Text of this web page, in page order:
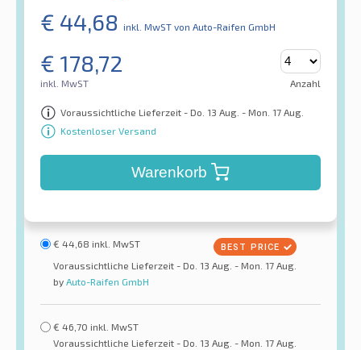
€ 44,68 inkl. MwST von Auto-Raifen GmbH
€ 178,72
inkl. MwST Anzahl
Voraussichtliche Lieferzeit - Do. 13 Aug. - Mon. 17 Aug.
Kostenloser Versand
Warenkorb
€ 44,68 inkl. MwST
Voraussichtliche Lieferzeit - Do. 13 Aug. - Mon. 17 Aug.
by Auto-Raifen GmbH
€ 46,70 inkl. MwST
Voraussichtliche Lieferzeit - Do. 13 Aug. - Mon. 17 Aug.